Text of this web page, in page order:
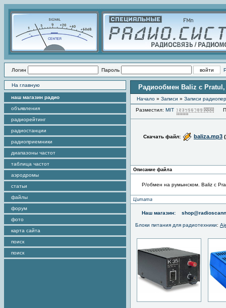
Логин Пароль
На главную
наш магазин радио
объявления
радиорейтинг
радиостанции
радиоприемники
диапазоны частот
таблица частот
аэродромы
статьи
файлы
форум
фото
карта сайта
поиск
поиск
Радиообмен Baliz c
Начало » Записи » Записи
Разместил: MIT
Скачать файл: baliza.mp3
Описание файла
Р/обмен на румынском. Baliz c
Цитата
Наш магазин:
Блоки питания для радиотехники: